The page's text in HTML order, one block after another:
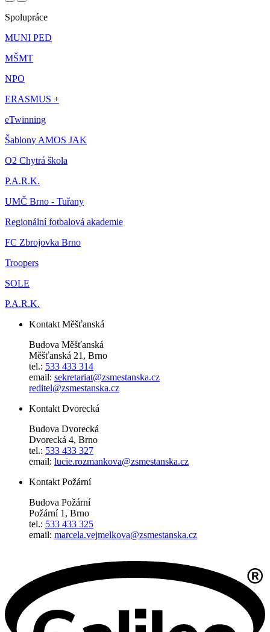
Spolupráce
MUNI PED
MŠMT
NPO
ERASMUS +
eTwinning
Šablony AMOS JAK
O2 Chytrá škola
P.A.R.K.
UMČ Brno - Tuřany
Regionální fotbalová akademie
FC Zbrojovka Brno
Troopers
SOLE
P.A.R.K.
Kontakt Měšťanská
Budova Měšťanská
Měšťanská 21, Brno
tel.: 533 433 314
email: sekretariat@zsmestanska.cz
reditel@zsmestanska.cz
Kontakt Dvorecká
Budova Dvorecká
Dvorecká 4, Brno
tel.: 533 433 327
email: lucie.rozmankova@zsmestanska.cz
Kontakt Požární
Budova Požární
Požární 1, Brno
tel.: 533 433 325
email: marcela.vejmelkova@zsmestanska.cz